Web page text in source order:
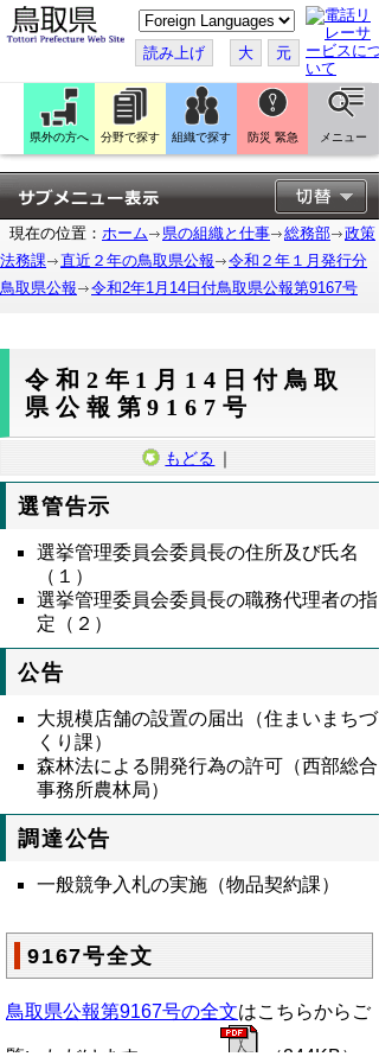
こ
の
ペ
ー
ジ
翻
訳
す
る
読み上げ 大 元
県外の方へ 分野で探す 組織で探す 防災 緊急 メニュー
現在の位置： ホーム 県の組織と仕事 総務部
政策
法務課
直近２年の鳥取県公報
令和２年１月発行分
鳥取県公報
令和2年1月14日付鳥取県公報第9167号
令和2年1月14日付鳥取
県公報第9167号
もどる ｜
選管告示
選挙管理委員会委員長の住所及び氏名
（１）
選挙管理委員会委員長の職務代理者の指
定（２）
公告
大規模店舗の設置の届出（住まいまちづ
くり課）
森林法による開発行為の許可（西部総合
事務所農林局）
調達公告
一般競争入札の実施（物品契約課）
9167号全文
鳥取県公報第9167号の全文はこちらからご
覧いただけます。＞＞＞ （244KB）